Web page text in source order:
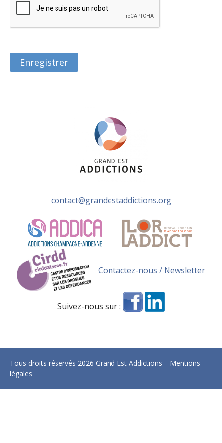
TABS
contact@grandestaddictions.org
Contactez-nous / Newsletter
Suivez-nous sur :
Tous droits réservés 2026 Grand Est Addictions – Mentions
légales